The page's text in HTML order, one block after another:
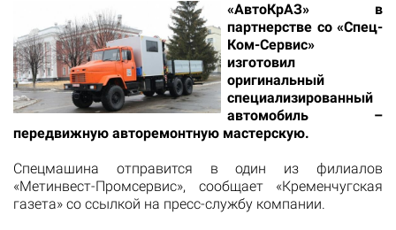
«АвтоКрАЗ» в
партнерстве со «Спец-
Ком-Сервис»
изготовил
оригинальный
специализированный
автомобиль –
передвижную авторемонтную мастерскую.
Спецмашина отправится в один из филиалов
«Метинвест-Промсервис», сообщает «Кременчугская
газета» со ссылкой на пресс-службу компании.